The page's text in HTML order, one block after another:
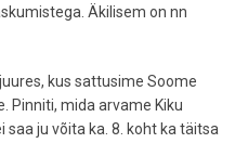
Äkilisem on nn
kus sattusime Soome
Pinniti, mida arvame Kiku
saa ju võita ka. 8. koht ka täitsa